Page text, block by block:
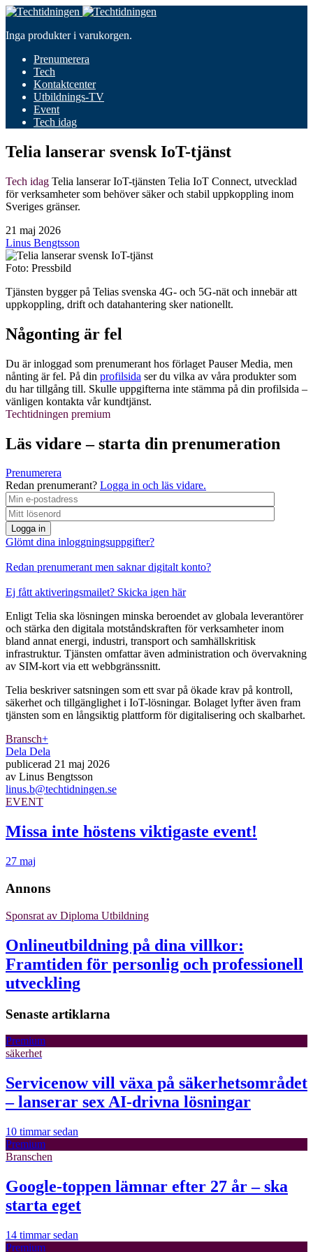
Inga produkter i varukorgen.
Prenumerera
Tech
Kontaktcenter
Utbildnings-TV
Event
Tech idag
Telia lanserar svensk IoT-tjänst
Tech idag Telia lanserar IoT-tjänsten Telia IoT Connect, utvecklad
för verksamheter som behöver säker och stabil uppkoppling inom
Sveriges gränser.
21 maj 2026
Linus Bengtsson
Foto: Pressbild
Tjänsten bygger på Telias svenska 4G- och 5G-nät och innebär att
uppkoppling, drift och datahantering sker nationellt.
Någonting är fel
Du är inloggad som prenumerant hos förlaget Pauser Media, men
nånting är fel. På din profilsida ser du vilka av våra produkter som
du har tillgång till. Skulle uppgifterna inte stämma på din profilsida –
vänligen kontakta vår kundtjänst.
Techtidningen premium
Läs vidare – starta din prenumeration
Prenumerera
Redan prenumerant? Logga in och läs vidare.
Logga in
Glömt dina inloggningsuppgifter?
Redan prenumerant men saknar digitalt konto?
Ej fått aktiveringsmailet? Skicka igen här
Enligt Telia ska lösningen minska beroendet av globala leverantörer
och stärka den digitala motståndskraften för verksamheter inom
bland annat energi, industri, transport och samhällskritisk
infrastruktur. Tjänsten omfattar även administration och övervakning
av SIM-kort via ett webbgränssnitt.
Telia beskriver satsningen som ett svar på ökade krav på kontroll,
säkerhet och tillgänglighet i IoT-lösningar. Bolaget lyfter även fram
tjänsten som en långsiktig plattform för digitalisering och skalbarhet.
Bransch+
Dela Dela
publicerad 21 maj 2026
av Linus Bengtsson
linus.b@techtidningen.se
EVENT
Missa inte höstens viktigaste event!
27 maj
Annons
Sponsrat av Diploma Utbildning
Onlineutbildning på dina villkor:
Framtiden för personlig och professionell
utveckling
Senaste artiklarna
Premium
säkerhet
Servicenow vill växa på säkerhetsområdet
– lanserar sex AI-drivna lösningar
10 timmar sedan
Premium
Branschen
Google-toppen lämnar efter 27 år – ska
starta eget
14 timmar sedan
Premium